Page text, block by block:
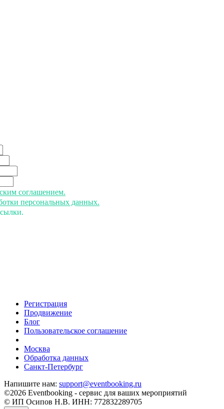
соглашением.
персональных данных.
Регистрация
Продвижение
Блог
Пользовательское соглашение
Москва
Обработка данных
Санкт-Петербург
Напишите нам: support@eventbooking.ru
©2026 Eventbooking - сервис для ваших мероприятий
© ИП Осипов Н.В. ИНН: 772832289705